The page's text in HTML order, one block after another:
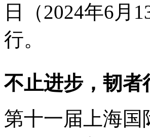
日（2024年6月
行。
不止进步，韧者
第十一届上海国